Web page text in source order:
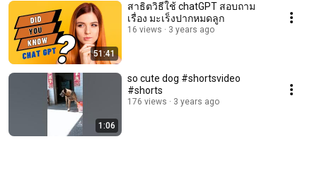
51:41
สาธิตวิธีใช้ chatGPT สอบถาม
เรื่อง มะเร็งปากหมดลูก
16 views 3 years ago
1:06
so cute dog #shortsvideo
#shorts
176 views 3 years ago